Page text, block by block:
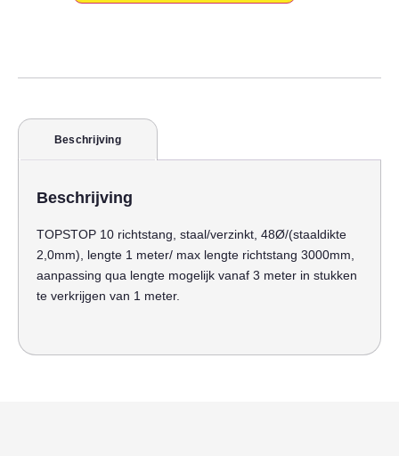
Beschrijving
Beschrijving
TOPSTOP 10 richtstang, staal/verzinkt, 48Ø/(staaldikte
2,0mm), lengte 1 meter/ max lengte richtstang 3000mm,
aanpassing qua lengte mogelijk vanaf 3 meter in stukken
te verkrijgen van 1 meter.